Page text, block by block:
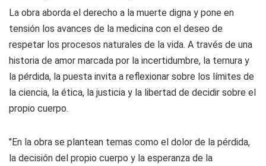
La obra aborda el derecho a la muerte digna y pone en
tensión los avances de la medicina con el deseo de
respetar los procesos naturales de la vida. A través de una
historia de amor marcada por la incertidumbre, la ternura y
la pérdida, la puesta invita a reflexionar sobre los límites de
la ciencia, la ética, la justicia y la libertad de decidir sobre el
propio cuerpo.
"En la obra se plantean temas como el dolor de la pérdida,
la decisión del propio cuerpo y la esperanza de la